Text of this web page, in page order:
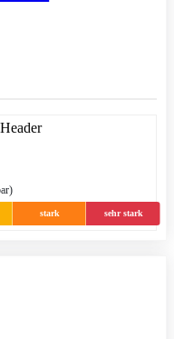
stark sehr stark